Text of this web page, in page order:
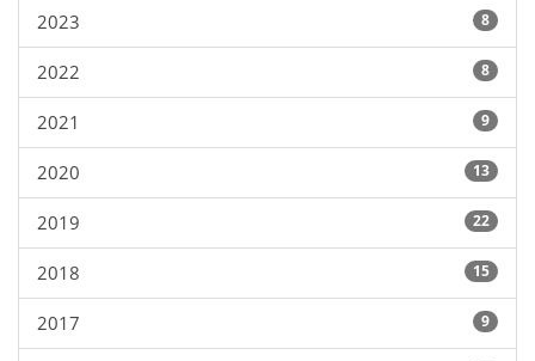
2023 8
2022 8
2021 9
2020 13
2019 22
2018 15
2017 9